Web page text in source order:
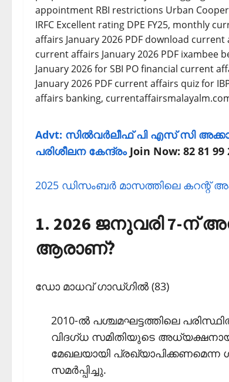
Advt: സില്‍വര്‍ലീഫ് പി എസ് സി
പരിശീലന കേന്ദ്രംJoin Now: 82 81 99
2025 ഡിസംബര്‍ മാസത്തിലെ കറന്റ്
1. 2026 ജനുവരി 7-ന്
ആരാണ്?
ഡോ മാധവ് ഗാഡ്ഗില്‍ (83)
2010-ല്‍ പശ്ചമഘട്ടത്തിലെ
വിദഗ്ധ സമിതിയുടെ
മേഖലയായി പ്രഖ്യാപിക്കണമെന്ന
സമര്‍പ്പിച്ചു.